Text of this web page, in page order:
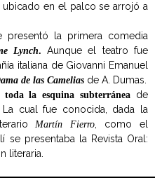
en el palco se arrojó a
presentó la primera comedia
Lynch.Aunque el teatro fue
italiana de Giovanni Emanuel
de las Camelias de A. Dumas.
la esquina subterránea de
La cual fue conocida, dada la
Martín Fierro, como el
se presentaba la Revista Oral:
literaria.